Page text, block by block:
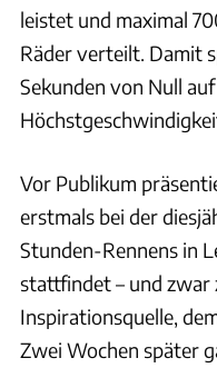
leistet und maximal
Räder verteilt. Damit
Sekunden von Null
Vor Publikum
erstmals bei der
Stunden-Rennens in
stattfindet – und zwar
Inspirationsquelle,
Zwei Wochen später